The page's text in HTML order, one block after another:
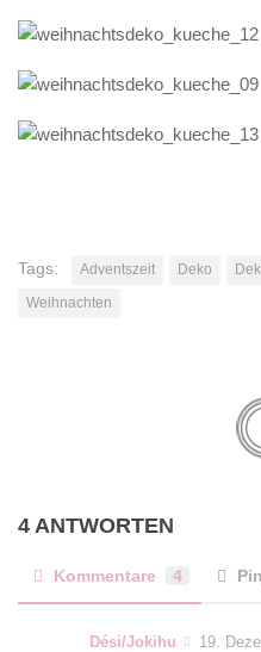
Tags: Adventszeit Deko
Weihnachten
4 ANTWORTEN
Kommentare 4
Dési/Jokihu
19.